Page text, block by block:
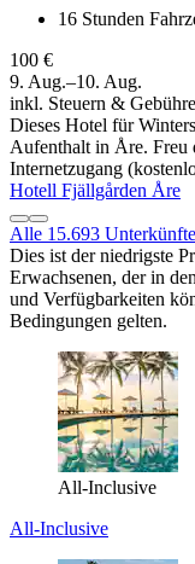
16 Stunden
100 €
9. Aug.–10. Aug.
inkl. Steuern &
Dieses Hotel für
Aufenthalt in Åre.
Internetzugang
Hotell Fjällgården Åre
Alle 15.693
Dies ist der niedrigste
Erwachsenen, der in
und Verfügbarkeiten
Bedingungen gelten.
All-Inclusive
All-Inclusive